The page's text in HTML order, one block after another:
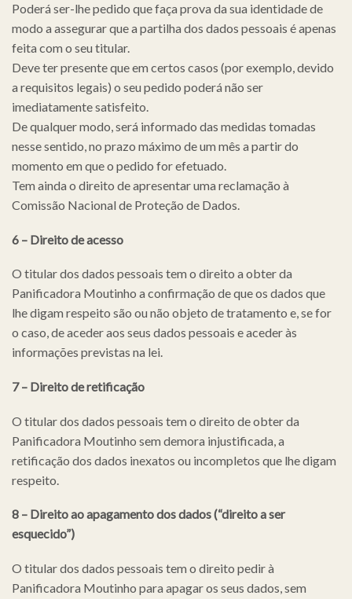
Poderá ser-lhe pedido que faça prova da sua identidade de
modo a assegurar que a partilha dos dados pessoais é apenas
feita com o seu titular.
Deve ter presente que em certos casos (por exemplo, devido
a requisitos legais) o seu pedido poderá não ser
imediatamente satisfeito.
De qualquer modo, será informado das medidas tomadas
nesse sentido, no prazo máximo de um mês a partir do
momento em que o pedido for efetuado.
Tem ainda o direito de apresentar uma reclamação à
Comissão Nacional de Proteção de Dados.
6 – Direito de acesso
O titular dos dados pessoais tem o direito a obter da
Panificadora Moutinho a confirmação de que os dados que
lhe digam respeito são ou não objeto de tratamento e, se for
o caso, de aceder aos seus dados pessoais e aceder às
informações previstas na lei.
7 – Direito de retificação
O titular dos dados pessoais tem o direito de obter da
Panificadora Moutinho sem demora injustificada, a
retificação dos dados inexatos ou incompletos que lhe digam
respeito.
8 – Direito ao apagamento dos dados (“direito a ser
esquecido”)
O titular dos dados pessoais tem o direito pedir à
Panificadora Moutinho para apagar os seus dados, sem